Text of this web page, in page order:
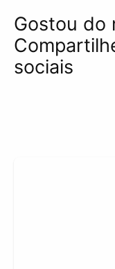
Gostou do
sociais